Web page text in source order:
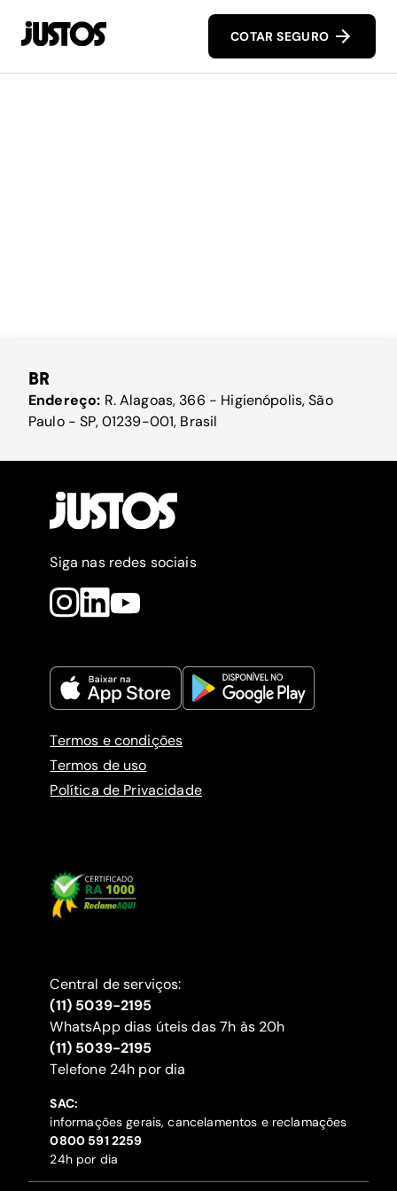
COTAR SEGURO
BR
Endereço: R. Alagoas, 366 - Higienópolis, São
Paulo - SP, 01239-001, Brasil
Siga nas redes sociais
Termos e condições
Termos de uso
Política de Privacidade
Central de serviços:
(11) 5039-2195
WhatsApp dias úteis das 7h às 20h
(11) 5039-2195
‍Telefone 24h por dia
SAC:
informações gerais, cancelamentos e reclamações
‍0800 591 2259
24h por dia